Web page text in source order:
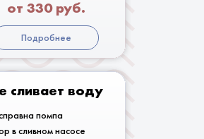
от 330 руб.
Подробнее
помпа
в сливном насосе
сливает воду